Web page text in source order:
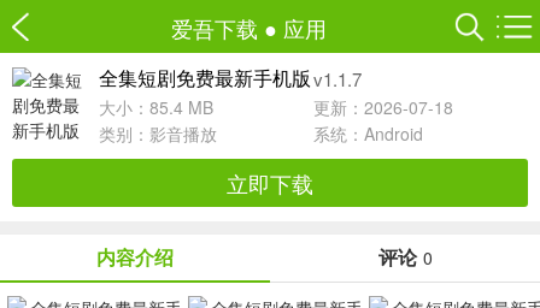
爱吾下载 ● 应用
全集短剧免费最新手机版 v1.1.7
大小：85.4 MB
更新：2026-07-18
类别： 影音播放 系统：Android
立即下载
内容介绍 评论 0